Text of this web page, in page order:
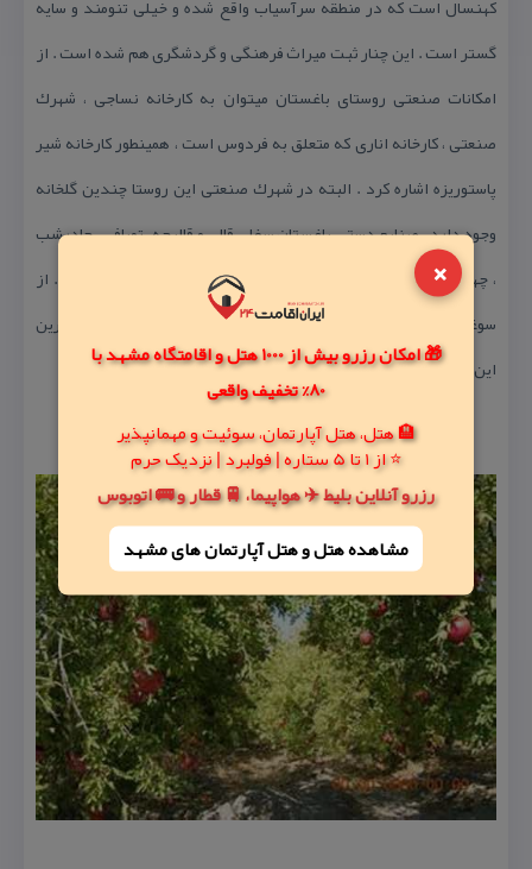
×
🎁 امکان رزرو بیش از 1000 هتل و اقامتگاه مشهد با
80% تخفیف واقعی
🏨 هتل، هتل آپارتمان، سوئیت و مهمانپذیر
⭐ از 1 تا 5 ستاره | فولبرد | نزدیک حرم
رزرو آنلاین بلیط ✈️ هواپیما، 🚆 قطار و 🚌 اتوبوس
مشاهده هتل و هتل‌ آپارتمان های مشهد
كهنسال است كه در منطقه سرآسیاب واقع شده و خیلی تنومند و سایه
گستر است . این چنار ثبت میراث فرهنگی و گردشگری هم شده است . از
امكانات صنعتی روستای باغستان میتوان به كارخانه نساجی ، شهرك
صنعتی ، كارخانه اناری كه متعلق به فردوس است ، همینطور كارخانه شیر
پاستوریزه اشاره كرد . البته در شهرك صنعتی این روستا چندین گلخانه
وجود دارد . صنایع دستی باغستان سفلی قالی و قالیچه ، توبافی ، چادرشب
،‌ چهار گلكی ، بقبند و پلاس سنتی است كه طرفداران بسیاری دارد . از
سوغات محلی باغستان هم می توان به نان های خوشمزه محلی ، انار شیرین
این محل ،‌رب انار ‌، ابریشم و قطیفه های محلی آن اشاره كرد .